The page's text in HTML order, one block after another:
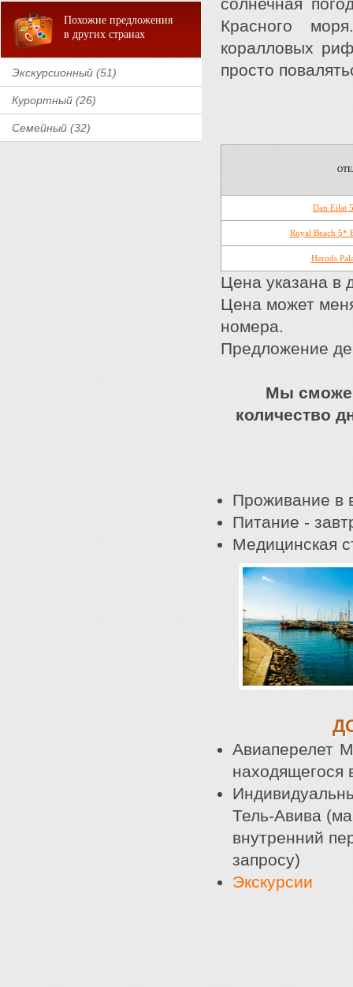
Похожие предложения
в других странах
Экскурсионный (51)
Курортный (26)
Семейный (32)
Красного
коралловых
просто
Dan Eilat
Royal Beach 5*
Herods
Цена указана в
Цена может
номера.
Предложение
Мы
количество
Проживание в
Питание -
Медицинская
Авиаперелет
находящегося
Тель-Авива
внутренний
запросу)
Экскурсии